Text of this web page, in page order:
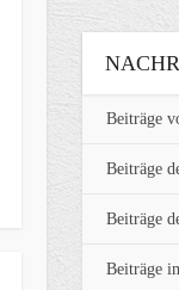
Beiträge
Beiträge
Beiträge
Beiträge